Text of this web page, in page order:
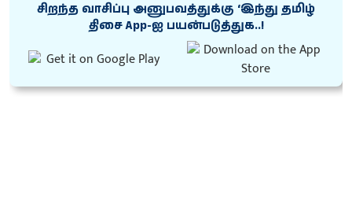
சிறந்த வாசிப்பு அனுபவத்துக்கு ‘இந்து தமிழ்
திசை App-ஐ பயன்படுத்துக..!